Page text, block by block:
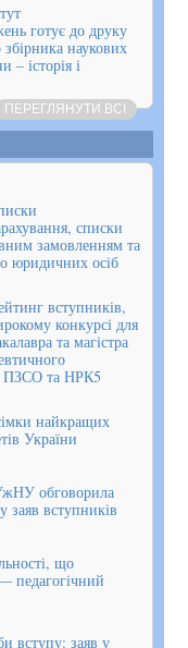
готує до друку
наукових
– історія і
ПЕРЕГЛЯНУТИ ВСІ
списки
замовленням та
юридичних осіб
вступників,
конкурсі для
та магістра
ПЗСО та НРК5
найкращих
України
обговорила
заяв вступників
що
педагогічний
вступу: заяв у